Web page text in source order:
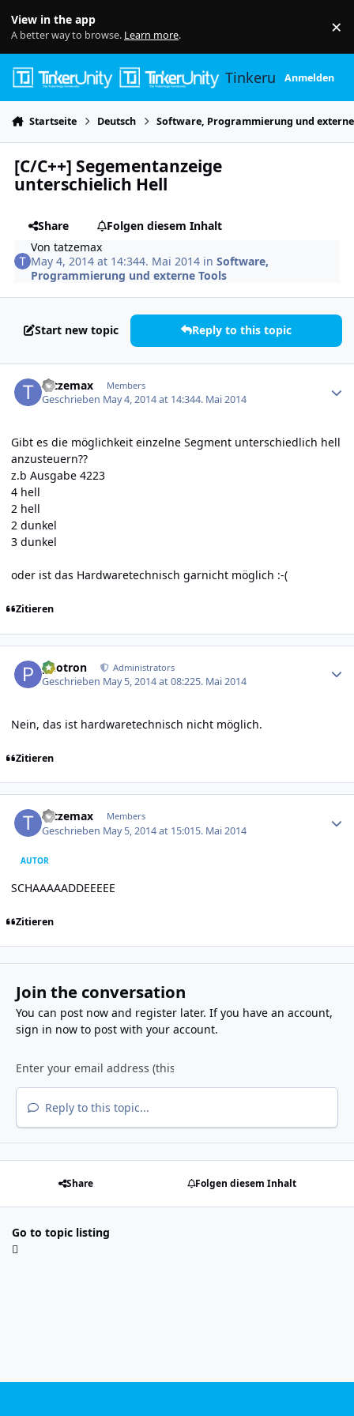
View in the app
A better way to browse. Learn more. ×
TinkerunityAnmelden
Startseite Deutsch Software, Programmierung und
[C/C++] Segementanzeige
unterschielich Hell
Share
Folgen diesem Inhalt
Vontatzemax
May 4, 2014 at 14:344. Mai 2014 inSoftware,
Programmierung und externe Tools
Start new topic Reply to this topic
tatzemax Members
Geschrieben May 4, 2014 at 14:344. Mai 2014
Gibt es die möglichkeit einzelne Segment unterschiedlich hell
anzusteuern??
z.b Ausgabe 4223
4 hell
2 hell
2 dunkel
3 dunkel
oder ist das Hardwaretechnisch garnicht möglich :-(
Zitieren
photron Administrators
Geschrieben May 5, 2014 at 08:225. Mai 2014
Nein, das ist hardwaretechnisch nicht möglich.
Zitieren
tatzemax Members
Geschrieben May 5, 2014 at 15:015. Mai 2014
AUTOR
SCHAAAAADDEEEEE
Zitieren
Join the conversation
You can post now and register later. If you have an account,
sign in nowto post with your account.
Reply to this topic...
Share Folgen diesem Inhalt
Go to topic listing